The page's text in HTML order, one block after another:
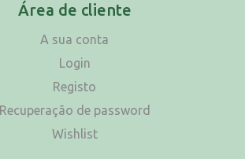
Área de cliente
A sua conta
Login
Registo
Recuperação de password
Wishlist